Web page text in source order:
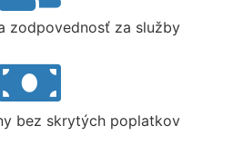
zodpovednosť za služby
bez skrytých poplatkov